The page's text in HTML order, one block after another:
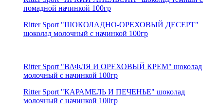
помадной начинкой 100гр
Ritter Sport "ШОКОЛАДНО-ОРЕХОВЫЙ ДЕСЕРТ"
шоколад молочный с начинкой 100гр
Ritter Sport "ВАФЛЯ И ОРЕХОВЫЙ КРЕМ" шоколад
молочный с начинкой 100гр
Ritter Sport "КАРАМЕЛЬ И ПЕЧЕНЬЕ" шоколад
молочный c начинкой 100гр